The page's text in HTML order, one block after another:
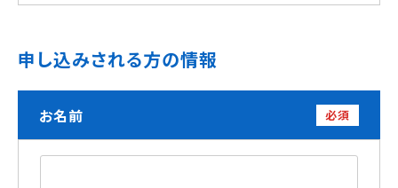
学費・奨学金
本校独自の学費サポート制度
学費サポート
申し込みされる方の情報
お名前 必須